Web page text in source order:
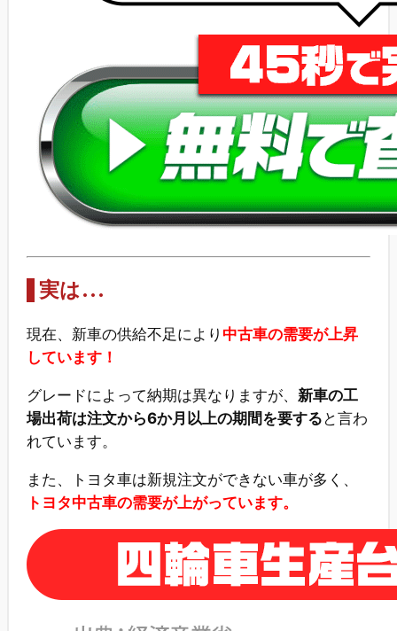
実は…
現在、新車の供給不足により 中古車の需要が上昇
しています！
グレードによって納期は異なりますが、 新車の工
場出荷は注文から6か月以上の期間を要する と言わ
れています。
また、トヨタ車は新規注文ができない車が多く、
トヨタ中古車の需要が上がっています。